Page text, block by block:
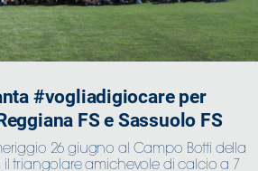
#vogliadigiocare per
FS e Sassuolo FS
26 giugno al Campo Botti della
il triangolare amichevole di calcio a 7